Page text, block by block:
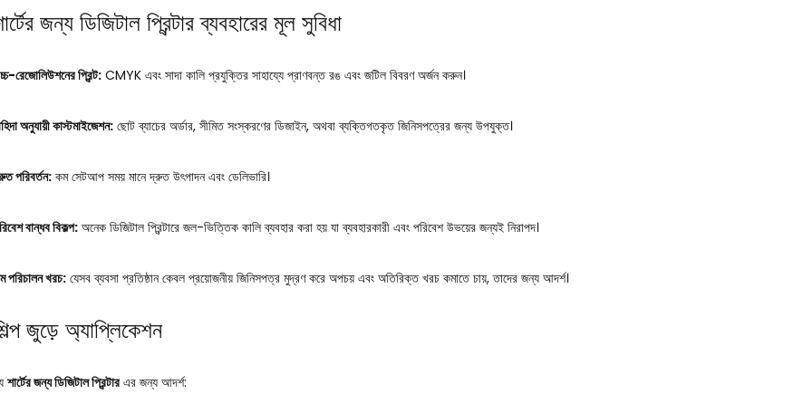
জন্য ডিজিটাল প্রিন্টার ব্যবহারের মূল সুবিধা
রেজোলিউশনের প্রিন্ট: CMYK এবং সাদা কালি প্রযুক্তির সাহায্যে প্রাণবন্ত রঙ এবং জটিল বিবরণ অর্জন করুন।
অনুযায়ী কাস্টমাইজেশন: ছোট ব্যাচের অর্ডার, সীমিত সংস্করণের ডিজাইন, অথবা ব্যক্তিগতকৃত জিনিসপত্রের জন্য উপযুক্ত।
পরিবর্তন: কম সেটআপ সময় মানে দ্রুত উৎপাদন এবং ডেলিভারি।
বান্ধব বিকল্প: অনেক ডিজিটাল প্রিন্টারে জল-ভিত্তিক কালি ব্যবহার করা হয় যা ব্যবহারকারী এবং পরিবেশ উভয়ের জন্যই নিরাপদ।
পরিচালন খরচ: যেসব ব্যবসা প্রতিষ্ঠান কেবল প্রয়োজনীয় জিনিসপত্র মুদ্রণ করে অপচয় এবং অতিরিক্ত খরচ কমাতে চায়, তাদের জন্য আদর্শ।
জুড়ে অ্যাপ্লিকেশন
শার্টের জন্য ডিজিটাল প্রিন্টার এর জন্য আদর্শ: